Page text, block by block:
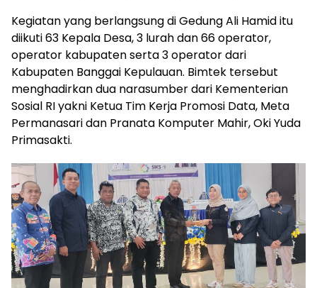
Kegiatan yang berlangsung di Gedung Ali Hamid itu
diikuti 63 Kepala Desa, 3 lurah dan 66 operator,
operator kabupaten serta 3 operator dari
Kabupaten Banggai Kepulauan. Bimtek tersebut
menghadirkan dua narasumber dari Kementerian
Sosial RI yakni Ketua Tim Kerja Promosi Data, Meta
Permanasari dan Pranata Komputer Mahir, Oki Yuda
Primasakti.